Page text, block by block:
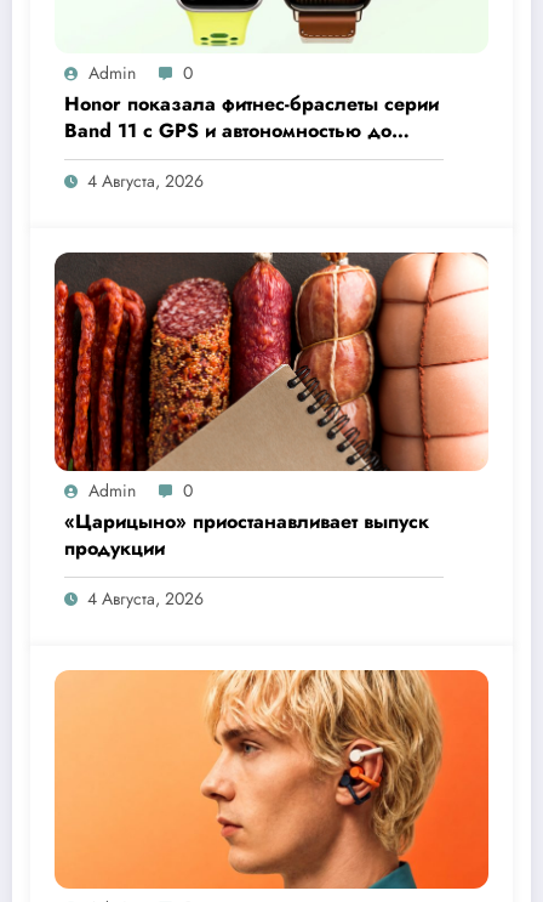
Admin 0
Honor показала фитнес-браслеты серии
Band 11 с GPS и автономностью до
26 дней
4 Августа, 2026
Admin 0
«Царицыно» приостанавливает выпуск
продукции
4 Августа, 2026